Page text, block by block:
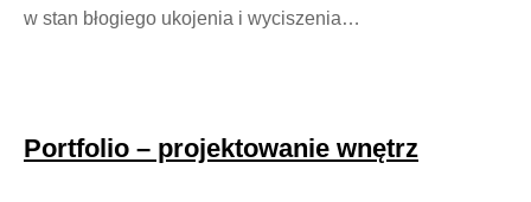
w stan błogiego ukojenia i wyciszenia…
Portfolio – projektowanie wnętrz